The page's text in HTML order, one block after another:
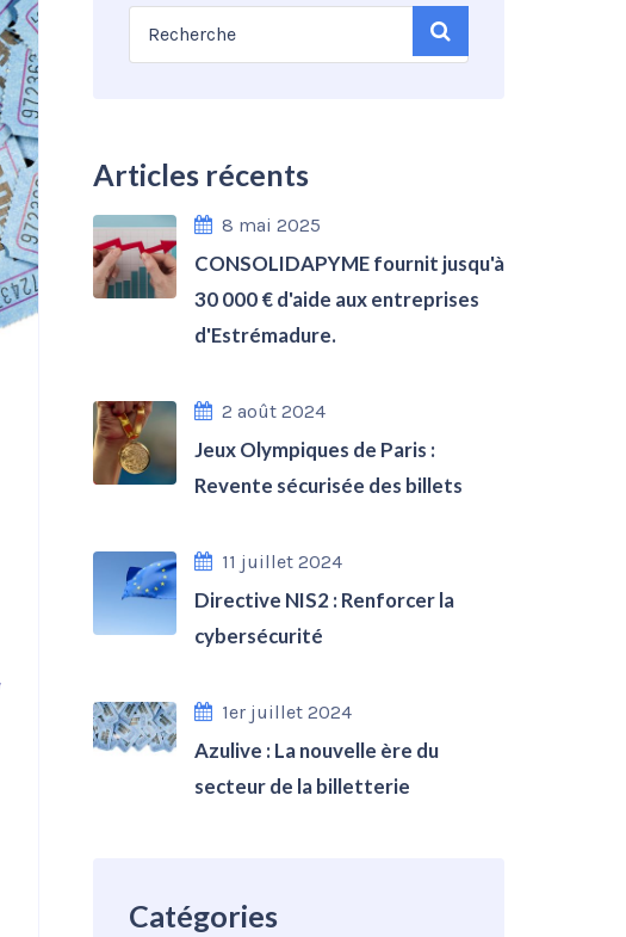
Articles récents
8 mai 2025
CONSOLIDAPYME fournit jusqu'à
30 000 € d'aide aux entreprises
d'Estrémadure.
2 août 2024
Jeux Olympiques de Paris :
Revente sécurisée des billets
11 juillet 2024
Directive NIS2 : Renforcer la
cybersécurité
1er juillet 2024
Azulive : La nouvelle ère du
secteur de la billetterie
Catégories